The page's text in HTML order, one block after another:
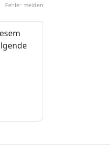
Fehler melden